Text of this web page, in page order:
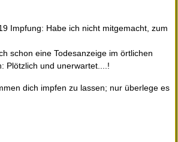
Impfung: Habe ich nicht mitgemacht, zum
schon eine Todesanzeige im örtlichen
Plötzlich und unerwartet....!
dich impfen zu lassen; nur überlege es